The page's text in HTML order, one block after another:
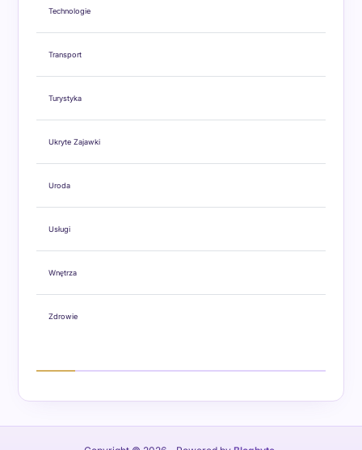
Technologie
Transport
Turystyka
Ukryte Zajawki
Uroda
Usługi
Wnętrza
Zdrowie